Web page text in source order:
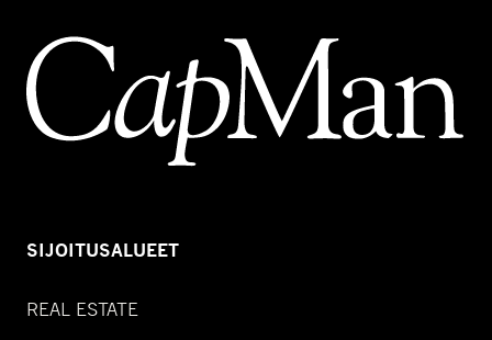
SIJOITUSALUEET
REAL ESTATE